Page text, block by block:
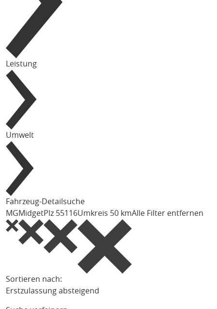
Leistung
Umwelt
Fahrzeug-Detailsuche
MGMidgetPlz 55116Umkreis 50 kmAlle Filter entfernen
Sortieren nach:
Erstzulassung absteigend